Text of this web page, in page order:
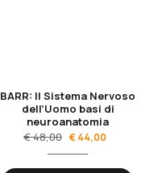
BARR: Il Sistema Nervoso
dell’Uomo basi di
neuroanatomia
€48,00 €44,00